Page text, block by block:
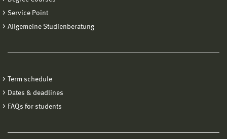
Service Point
Allgemeine Studienberatung
Term schedule
Dates & deadlines
FAQs for students